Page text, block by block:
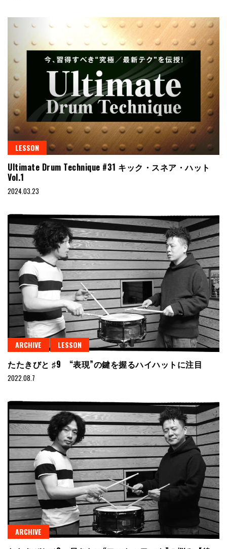
LESSON
Ultimate Drum Technique #31 キック・スネア・ハット
Vol.1
2024.03.23
ARCHIVE LESSON
たたきびと ♯9 “表現”の鍵を握るハイハットに注目
2022.08.7
ARCHIVE